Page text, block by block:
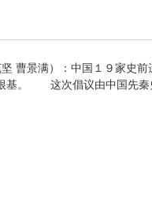
景满）：中国１９家史前
根基。 这次倡议由中国先秦